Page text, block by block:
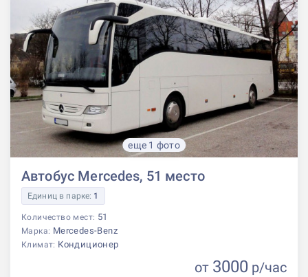
еще 1 фото
Автобус Mercedes, 51 место
Единиц в парке: 1
Количество мест: 51
Марка: Mercedes-Benz
Климат: Кондиционер
от 3000 р/час